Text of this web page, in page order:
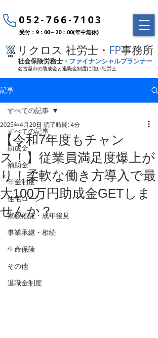
052-766-7103
受付：9：00～20：00(年中無休)
リクロス 社労士・ FP事務所
社会保険労務士・ ファイナンシャルプランナー
名古屋市の助成金と退職金制度に強い社労士
記事
すべての記事
助成金
補助金
年金制度
住宅ローン
家族信託・成年後見
事業承継・相続
生命保険
その他
退職金制度
すべての記事
【令和7年度もチャン
ス！】従業員満足度爆上が
り！柔軟な働き方導入で最
大100万円助成金GETしま
せんか？
2025年4月20日 読了時間: 4分